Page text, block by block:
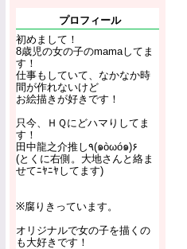
プロフィール
初めまして！
8歳児の女の子のmamaしてま
す！
仕事もしていて、なかなか時
間が作れないけど
お絵描きが好きです！
只今、ＨＱにどハマりしてま
す！
田中龍之介推し٩(๑òωó๑)۶
(とくに右側。大地さんと絡ま
せてﾆﾔﾆﾔしてます)
※腐りきっています。
オリジナルで女の子を描くの
も大好きです！